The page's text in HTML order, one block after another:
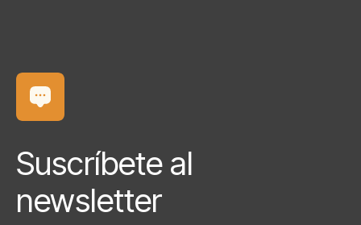
Suscríbete al
newsletter